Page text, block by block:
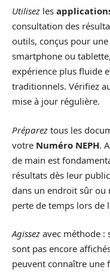
Utilisez les
consultation des
outils, conçus pour
smartphone ou
expérience plus fluide
traditionnels. Vérifiez
mise à jour régulière.
Préparez tous les
votre Numéro NEPH.
de main est
résultats dès leur
dans un endroit sûr
perte de temps lors de
Agissez avec méthode :
sont pas encore
peuvent connaître une